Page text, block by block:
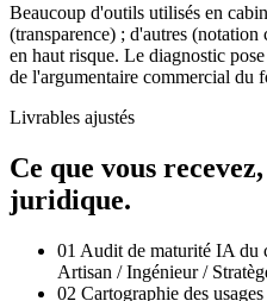
Beaucoup d'outils utilisés en
(transparence) ; d'autres
en haut risque. Le diagnostic
de l'argumentaire commercial du
Livrables ajustés
Ce que vous
juridique.
01 Audit de maturité IA du
Artisan / Ingénieur /
02 Cartographie des